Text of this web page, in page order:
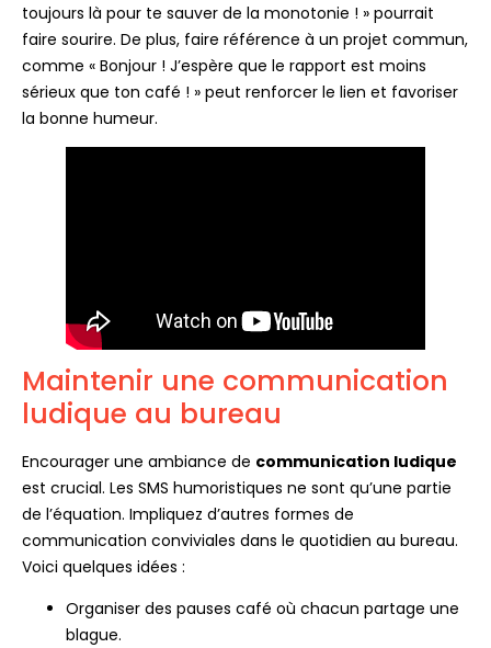
toujours là pour te sauver de la monotonie ! » pourrait
faire sourire. De plus, faire référence à un projet commun,
comme « Bonjour ! J’espère que le rapport est moins
sérieux que ton café ! » peut renforcer le lien et favoriser
la bonne humeur.
Maintenir une communication
ludique au bureau
Encourager une ambiance de communication ludique
est crucial. Les SMS humoristiques ne sont qu’une partie
de l’équation. Impliquez d’autres formes de
communication conviviales dans le quotidien au bureau.
Voici quelques idées :
Organiser des pauses café où chacun partage une
blague.